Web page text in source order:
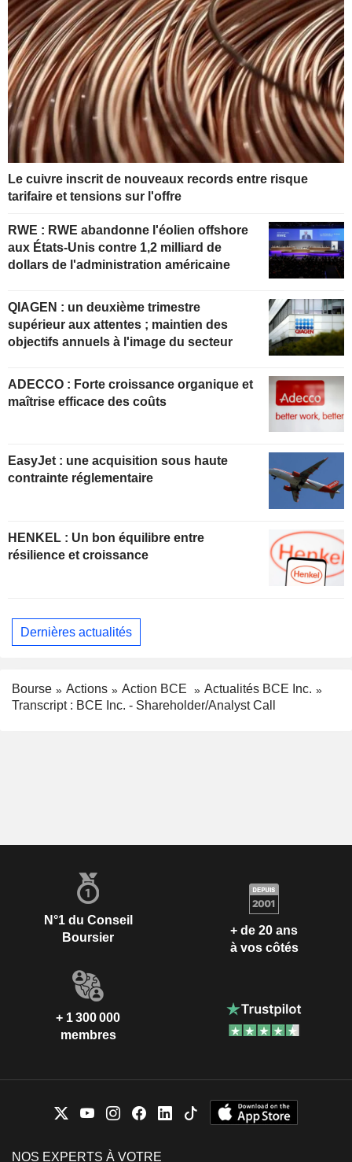
Le cuivre inscrit de nouveaux records entre risque
tarifaire et tensions sur l'offre
RWE : RWE abandonne l'éolien offshore
aux États-Unis contre 1,2 milliard de
dollars de l'administration américaine
QIAGEN : un deuxième trimestre
supérieur aux attentes ; maintien des
objectifs annuels à l'image du secteur
ADECCO : Forte croissance organique et
maîtrise efficace des coûts
EasyJet : une acquisition sous haute
contrainte réglementaire
HENKEL : Un bon équilibre entre
résilience et croissance
Dernières actualités
Bourse Actions Action BCE
Actualités BCE Inc.
Transcript : BCE Inc. - Shareholder/Analyst Call
N°1 du Conseil
Boursier
+ de 20 ans
à vos côtés
+ 1 300 000
membres
NOS EXPERTS À VOTRE